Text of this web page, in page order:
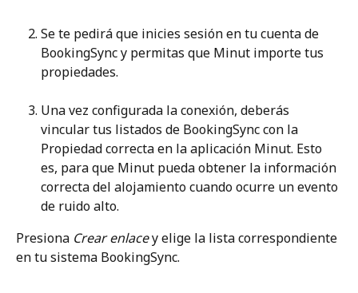
Se te pedirá que inicies sesión en tu cuenta de
BookingSync y permitas que Minut importe tus
propiedades.
Una vez configurada la conexión, deberás
vincular tus listados de BookingSync con la
Propiedad correcta en la aplicación Minut. Esto
es, para que Minut pueda obtener la información
correcta del alojamiento cuando ocurre un evento
de ruido alto.
Presiona Crear enlace y elige la lista correspondiente
en tu sistema BookingSync.